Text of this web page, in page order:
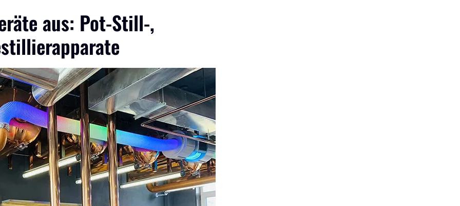
aus: Pot-Still-,